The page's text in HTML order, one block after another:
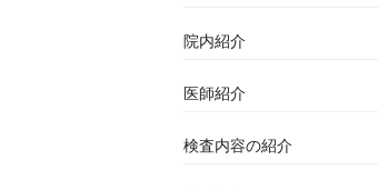
院内紹介
医師紹介
検査内容の紹介